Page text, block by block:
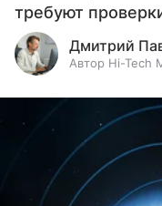
требуют
Дмитрий
Автор Hi-Tech